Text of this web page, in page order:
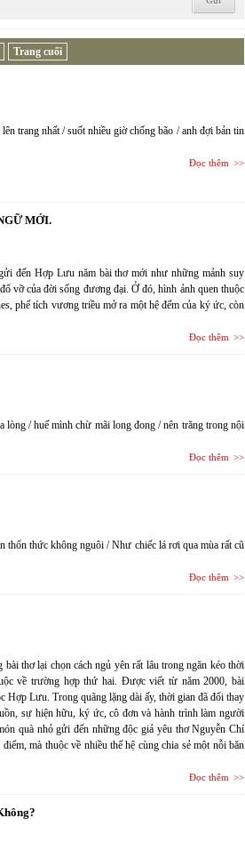
Trang cuối
trang nhất / suốt nhiều giờ chống bão / anh đợi bản tin
Đọc thêm
MỚI.
đến Hợp Lưu năm bài thơ mới như những mảnh suy
vỡ của đời sống đương đại. Ở đó, hình ảnh quen thuộc
phế tích vương triều mở ra một hệ đếm của ký ức, còn
Đọc thêm
lòng / huế mình chừ mãi long đong / nên trăng trong nội
Đọc thêm
thức không nguôi / Như chiếc lá rơi qua mùa rất cũ
Đọc thêm
thơ lại chọn cách ngủ yên rất lâu trong ngăn kéo thời
về trường hợp thứ hai. Được viết từ năm 2000, bài
Hợp Lưu. Trong quãng lặng dài ấy, thời gian đã đổi thay
sự hiện hữu, ký ức, cô đơn và hành trình làm người
quà nhỏ gửi đến những độc giả yêu thơ Nguyễn Chí
mà thuộc về nhiều thế hệ cùng chia sẻ một nỗi băn
Đọc thêm